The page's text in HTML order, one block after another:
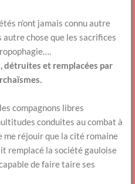
n’ont jamais connu autre
autre chose que les sacrifices
détruites et remplacées par
compagnons libres
conduites au combat à
me réjouir que la cité romaine
remplacé la société gauloise
de faire taire ses